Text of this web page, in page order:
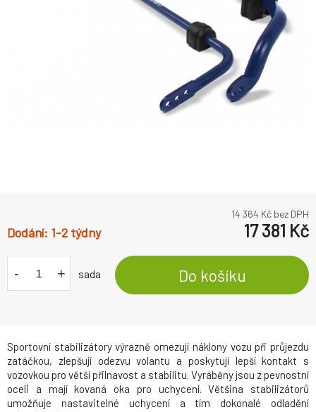
Sportovní stabilizátory výrazně omezují náklony vozu při průjezdu
zatáčkou, zlepšují odezvu volantu a poskytují lepší kontakt s
vozovkou pro větší přilnavost a stabilitu. Vyráběny jsou z pevnostní
oceli a mají kovaná oka pro uchycení. Většina stabilizátorů
umožňuje nastavitelné uchycení a tím dokonalé odladění
14 364 Kč bez DPH
1-2 týdny 17 381 Kč
- + sada Do košíku